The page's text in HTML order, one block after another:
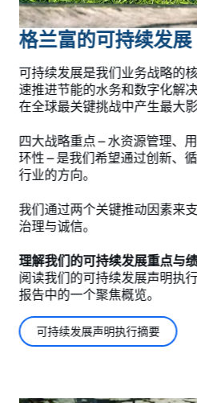
格兰富的可持续发展
可持续发展是我们业务战略的
速推进节能的水务和数字化解
在全球最关键挑战中产生最大影
四大战略重点 – 水资源管理、
环性 – 是我们希望通过创新、
行业的方向。
我们通过两个关键推动因素来
治理与诚信。
理解我们的可持续发展重点与
阅读我们的可持续发展声明执
报告中的一个聚焦概览。
可持续发展声明执行摘要